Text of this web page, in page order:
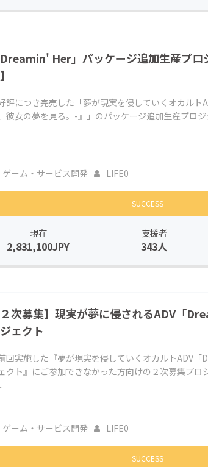
Dreamin' Her」パッケージ追加生産プロ
評につき完売した「夢が現実を侵していくオカルト
彼女の夢を見る。-』」のパッケージ追加生産プロ
ゲーム・サービス開発 LIFE0
SUCCESS
現在
2,831,100JPY
支援者
343人
２次募集】現実が夢に侵されるADV「
ェクト
回実施した『夢が現実を侵していくオカルトADV「
クト』にご参加できなかった方向けの２次募集プ
ゲーム・サービス開発 LIFE0
SUCCESS